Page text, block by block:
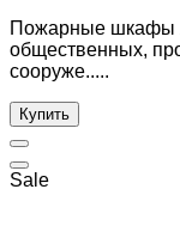
Пожарные шкафы
общественных,
сооруже.....
Купить
Sale